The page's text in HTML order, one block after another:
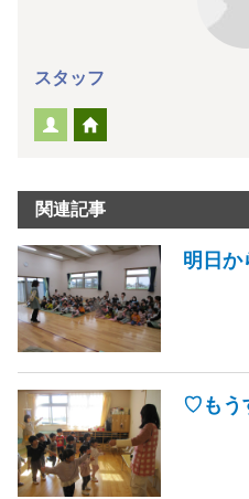
スタッフ
関連記事
明日
♡もう